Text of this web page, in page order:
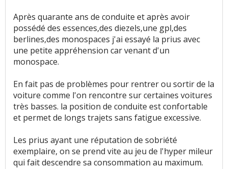
Après quarante ans de conduite et après avoir
possédé des essences,des diezels,une gpl,des
berlines,des monospaces j'ai essayé la prius avec
une petite appréhension car venant d'un
monospace.
En fait pas de problèmes pour rentrer ou sortir de la
voiture comme l'on rencontre sur certaines voitures
très basses. la position de conduite est confortable
et permet de longs trajets sans fatigue excessive.
Les prius ayant une réputation de sobriété
exemplaire, on se prend vite au jeu de l'hyper mileur
qui fait descendre sa consommation au maximum.